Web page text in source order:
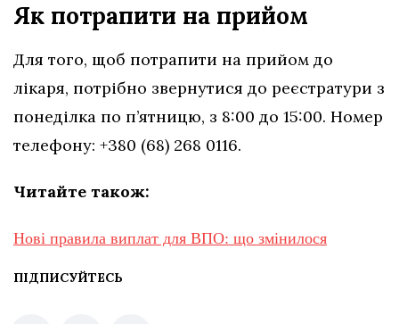
Як потрапити на прийом
Для того, щоб потрапити на прийом до
лікаря, потрібно звернутися до реєстратури з
понеділка по п’ятницю, з 8:00 до 15:00. Номер
телефону: +380 (68) 268 0116.
Читайте також:
Нові правила виплат для ВПО: що змінилося
ПІДПИСУЙТЕСЬ